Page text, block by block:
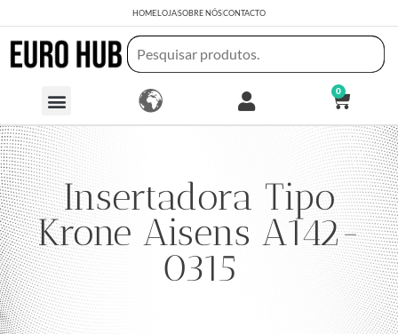
HOMELOJASOBRE NÓSCONTACTO
0
Insertadora Tipo
Krone Aisens A142-
0315